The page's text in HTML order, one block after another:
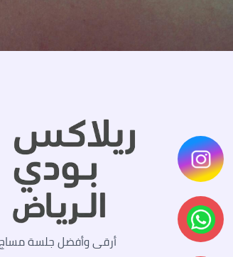
أرقى وأفضل جلسة مساج